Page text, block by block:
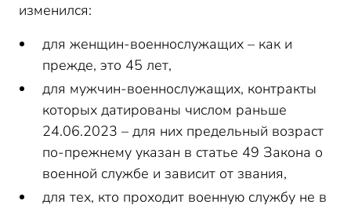
изменился:
для женщин-военнослужащих – как и
прежде, это 45 лет,
для мужчин-военнослужащих, контракты
которых датированы числом раньше
24.06.2023 – для них предельный возраст
по-прежнему указан в статье 49 Закона о
военной службе и зависит от звания,
для тех, кто проходит военную службу не в